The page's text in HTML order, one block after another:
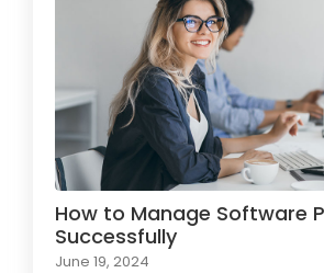
How to Manage Software
Successfully
June 19, 2024